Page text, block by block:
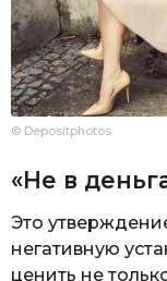
© Depositphotos
«Не в
Это
негативную
ценить не